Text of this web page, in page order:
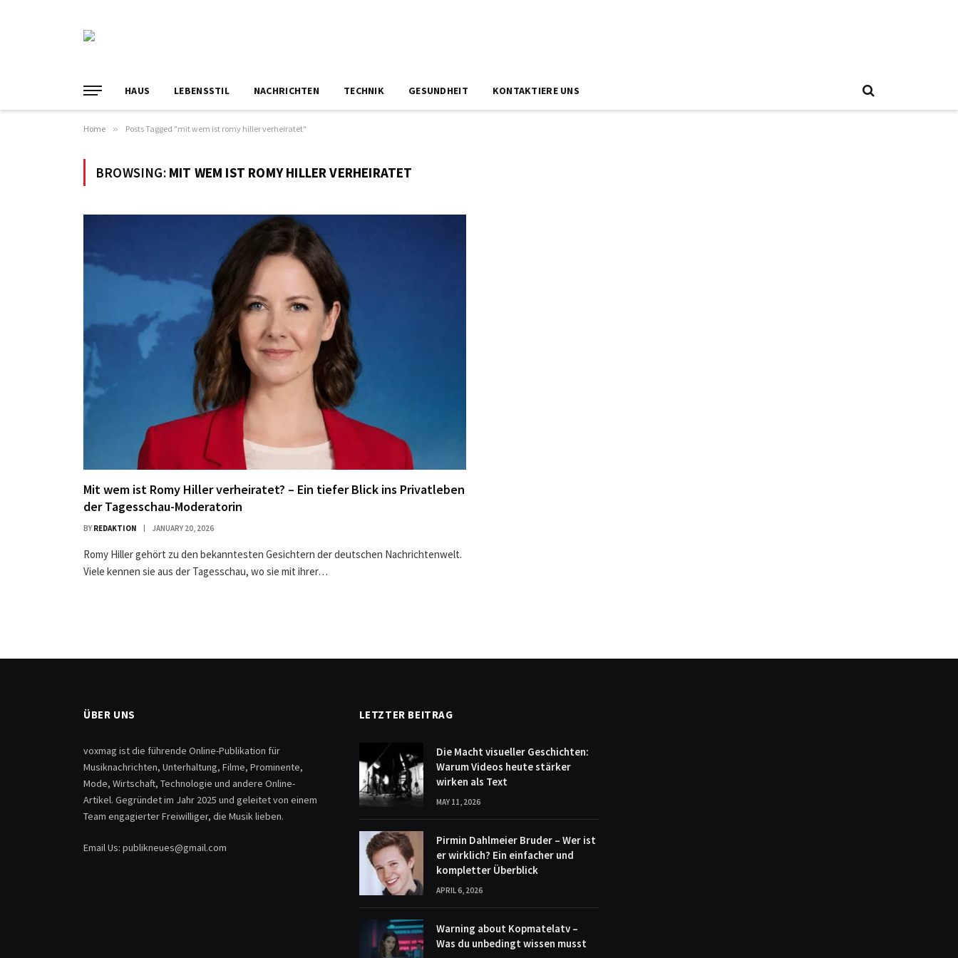
HAUS LEBENSSTIL NACHRICHTEN TECHNIK GESUNDHEIT KONTAKTIERE UNS
Home » Posts Tagged "mit wem ist romy hiller verheiratet"
BROWSING: MIT WEM IST ROMY HILLER VERHEIRATET
Mit wem ist Romy Hiller verheiratet? – Ein tiefer Blick ins Privatleben
der Tagesschau-Moderatorin
BY REDAKTION JANUARY 20, 2026
Romy Hiller gehört zu den bekanntesten Gesichtern der deutschen Nachrichtenwelt.
Viele kennen sie aus der Tagesschau, wo sie mit ihrer…
ÜBER UNS
voxmag ist die führende Online-Publikation für
Musiknachrichten, Unterhaltung, Filme, Prominente,
Mode, Wirtschaft, Technologie und andere Online-
Artikel. Gegründet im Jahr 2025 und geleitet von einem
Team engagierter Freiwilliger, die Musik lieben.
Email Us: publikneues@gmail.com
LETZTER BEITRAG
Die Macht visueller Geschichten:
Warum Videos heute stärker
wirken als Text
MAY 11, 2026
Pirmin Dahlmeier Bruder – Wer ist
er wirklich? Ein einfacher und
kompletter Überblick
APRIL 6, 2026
Warning about Kopmatelatv –
Was du unbedingt wissen musst